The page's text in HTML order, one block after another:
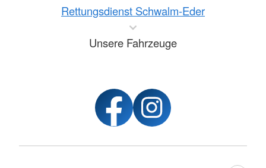
Rettungsdienst Schwalm-Eder
Unsere Fahrzeuge